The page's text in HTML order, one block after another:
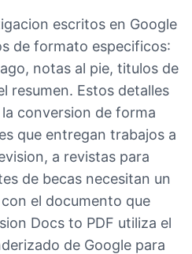
escritos en Google
de formato especificos:
notas al pie, titulos de
resumen. Estos detalles
conversion de forma
que entregan trabajos a
a revistas para
de becas necesitan un
el documento que
Docs to PDF utiliza el
de Google para